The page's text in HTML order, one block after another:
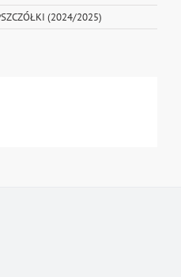
(2024/2025)